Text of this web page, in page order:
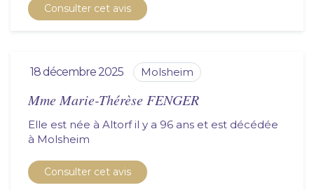
Consulter cet avis
18 décembre 2025 molsheim
Mme Marie-Thérèse FENGER
Elle est née à Altorf il y a 96 ans et est décédée
à
molsheim
Consulter cet avis